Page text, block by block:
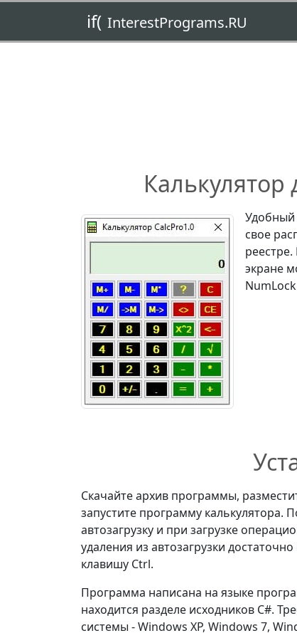
if( InterestPrograms.RU
Удобный
свое
экране
Скачайте архив программы,
запустите программу калькулятора.
автозагрузку и при загрузке
удаления из автозагрузки
клавишу Ctrl.
Программа написана на языке
находится разделе исходников C#.
системы - Windows XP, Windows 7,